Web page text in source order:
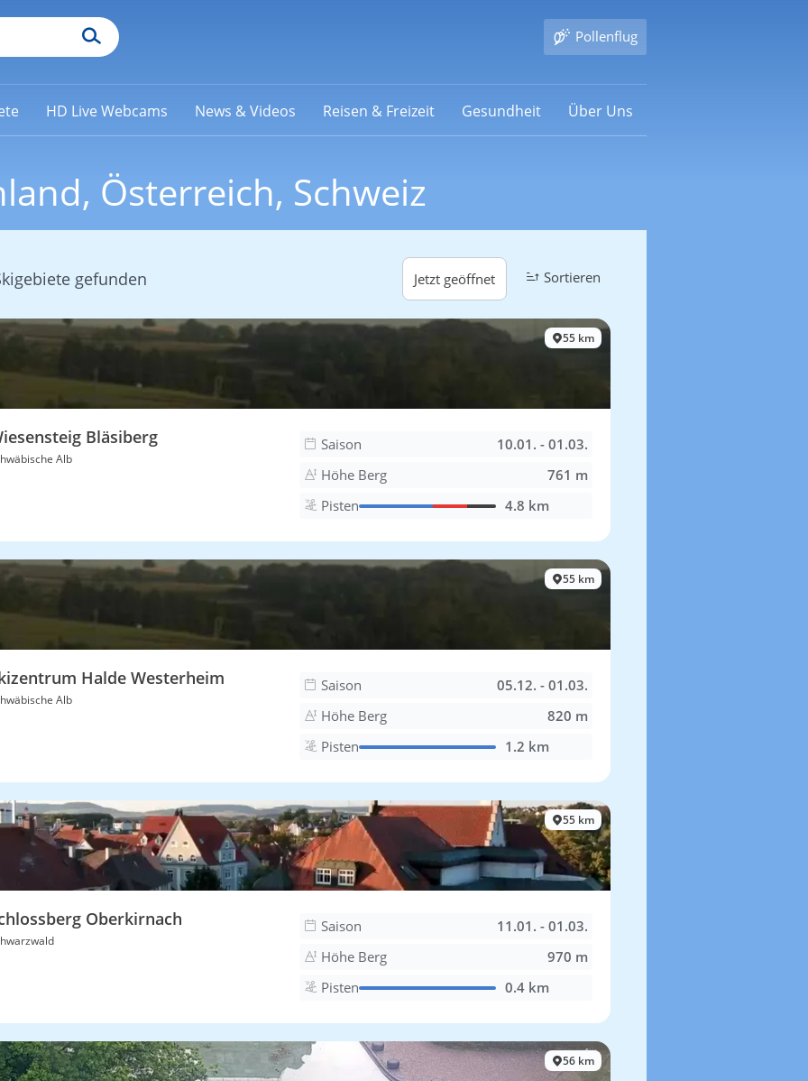
Pollenflug
HD Live Webcams News & Videos Reisen & Freizeit Gesundheit Über Uns
Österreich, Schweiz
gefunden Jetzt geöffnet Sortieren
55 km
Bläsiberg
Alb
Saison
10.01. - 01.03.
Höhe Berg
761 m
Pisten
4.8 km
55 km
Halde Westerheim
Alb
Saison
05.12. - 01.03.
Höhe Berg
820 m
Pisten
1.2 km
55 km
Oberkirnach Saison
11.01. - 01.03.
Höhe Berg
970 m
Pisten
0.4 km
56 km